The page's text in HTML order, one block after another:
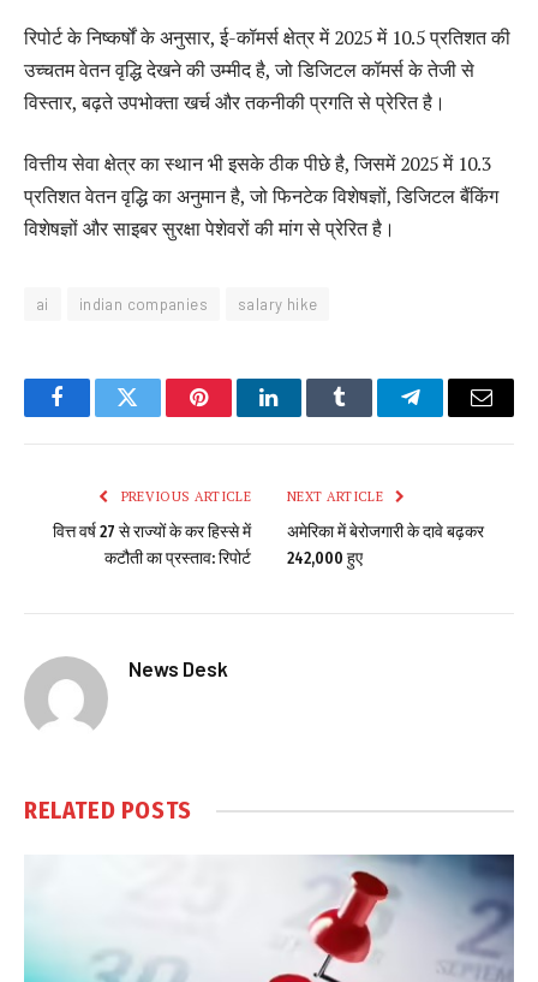
रिपोर्ट के निष्कर्षों के अनुसार, ई-कॉमर्स क्षेत्र में 2025 में 10.5 प्रतिशत की
उच्चतम वेतन वृद्धि देखने की उम्मीद है, जो डिजिटल कॉमर्स के तेजी से
विस्तार, बढ़ते उपभोक्ता खर्च और तकनीकी प्रगति से प्रेरित है।
वित्तीय सेवा क्षेत्र का स्थान भी इसके ठीक पीछे है, जिसमें 2025 में 10.3
प्रतिशत वेतन वृद्धि का अनुमान है, जो फिनटेक विशेषज्ञों, डिजिटल बैंकिंग
विशेषज्ञों और साइबर सुरक्षा पेशेवरों की मांग से प्रेरित है।
ai indian companies salary hike
FacebookTwitter PinterestLinkedInTumblr TelegramEmail
PREVIOUS ARTICLE
वित्त वर्ष 27 से राज्यों के कर हिस्से में
कटौती का प्रस्ताव: रिपोर्ट
NEXT ARTICLE
अमेरिका में बेरोजगारी के दावे बढ़कर
242,000 हुए
News Desk
RELATED POSTS